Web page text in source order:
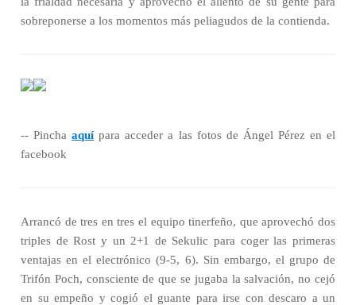
sobreponerse a los momentos más peliagudos de la contienda.
-- Pinchaaquípara acceder a las fotos de Ángel Pérez en el
facebook
Arrancó de tres en tres el equipo tinerfeño, que aprovechó dos
triples de Rost y un 2+1 de Sekulic para coger las primeras
ventajas en el electrónico (9-5, 6). Sin embargo, el grupo de
Trifón Poch, consciente de que se jugaba la salvación, no cejó
en su empeño y cogió el guante para irse con descaro a un